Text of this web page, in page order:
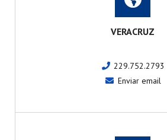
VERACRUZ
229.752.2793
Enviar email